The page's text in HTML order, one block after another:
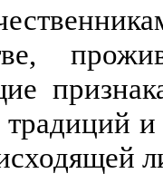
традиций